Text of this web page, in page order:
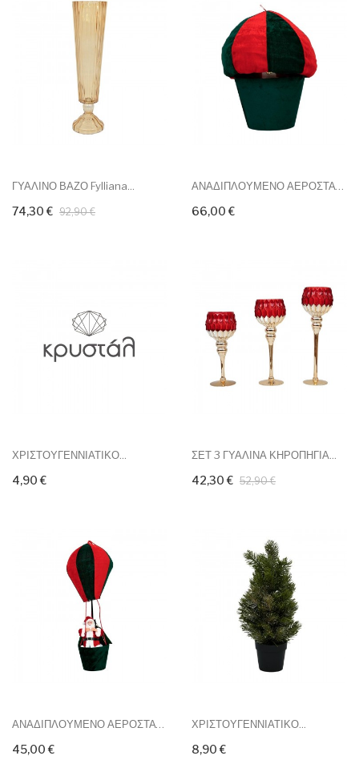
ΓΥΑΛΙΝΟ ΒΑΖΟ Fylliana...
74,30 € 92,90 € 66,00 €
ΧΡΙΣΤΟΥΓΕΝΝΙΑΤΙΚΟ...
4,90 €
ΣΕΤ 3 ΓΥΑΛΙΝΑ ΚΗΡΟΠΗΓΙΑ...
42,30 € 52,90 €
45,00 €
ΧΡΙΣΤΟΥΓΕΝΝΙΑΤΙΚΟ...
8,90 €